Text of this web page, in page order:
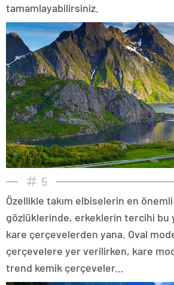
tamamlayabilirsiniz.
5
Özellikle takım elbiselerin en
gözlüklerinde, erkeklerin tercihi bu
kare çerçevelerden yana. Oval
çerçevelere yer verilirken, kare
trend kemik çerçeveler...